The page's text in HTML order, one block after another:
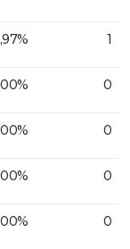
1
0
0
0
0